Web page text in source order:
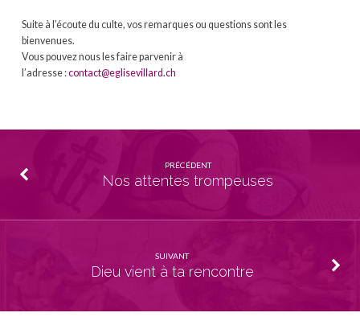
Suite à l’écoute du culte, vos remarques ou questions sont les
bienvenues.
Vous pouvez nous les faire parvenir à
l’adresse :contact@eglisevillard.ch
PRÉCÉDENT
Nos attentes trompeuses
SUIVANT
Dieu vient à ta rencontre